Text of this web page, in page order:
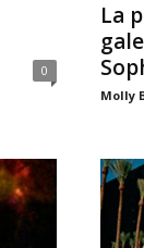
0
La
Molly